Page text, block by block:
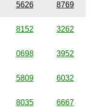
5626 8769
8152 3262
0698 3952
5809 6032
8035 6667